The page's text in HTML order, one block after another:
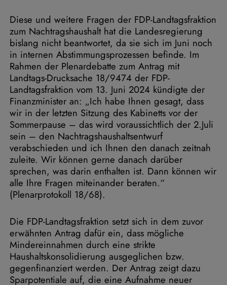
Diese und weitere Fragen der FDP-Landtagsfraktion
zum Nachtragshaushalt hat die Landesregierung
bislang nicht beantwortet, da sie sich im Juni noch
in internen Abstimmungsprozessen befinde. Im
Rahmen der Plenardebatte zum Antrag mit
Landtags-Drucksache 18/9474 der FDP-
Landtagsfraktion vom 13. Juni 2024 kündigte der
Finanzminister an: „Ich habe Ihnen gesagt, dass
wir in der letzten Sitzung des Kabinetts vor der
Sommerpause – das wird voraussichtlich der 2.Juli
sein – den Nachtragshaushaltsentwurf
verabschieden und ich Ihnen den danach zeitnah
zuleite. Wir können gerne danach darüber
sprechen, was darin enthalten ist. Dann können wir
alle Ihre Fragen miteinander beraten.“
(Plenarprotokoll 18/68).
Die FDP-Landtagsfraktion setzt sich in dem zuvor
erwähnten Antrag dafür ein, dass mögliche
Mindereinnahmen durch eine strikte
Haushaltskonsolidierung ausgeglichen bzw.
gegenfinanziert werden. Der Antrag zeigt dazu
Sparpotentiale auf, die eine Aufnahme neuer